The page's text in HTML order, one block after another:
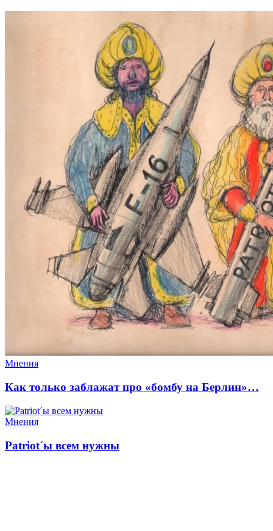
Мнения
Как только заблажат про «бомбу на Берлин»…
Мнения
Patriot´ы всем нужны